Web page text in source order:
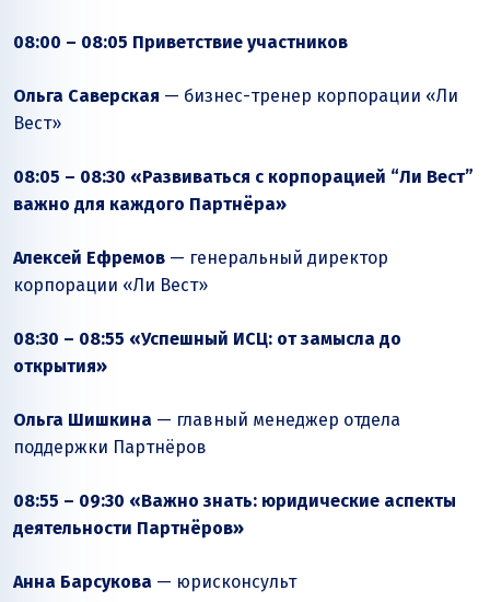
08:00 – 08:05 Приветствие участников
Ольга Саверская — бизнес-тренер корпорации «Ли
Вест»
08:05 – 08:30 «Развиваться с корпорацией “Ли Вест”
важно для каждого Партнёра»
Алексей Ефремов — генеральный директор
корпорации «Ли Вест»
08:30 – 08:55 «Успешный ИСЦ: от замысла до
открытия»
Ольга Шишкина — главный менеджер отдела
поддержки Партнёров
08:55 – 09:30 «Важно знать: юридические аспекты
деятельности Партнёров»
Анна Барсукова — юрисконсульт